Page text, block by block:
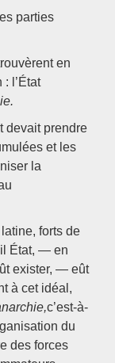
parties
en
l’État
devait prendre
et les
la
forts de
État, — en
exister, — eût
à cet idéal,
c’est-à-
du
des forces